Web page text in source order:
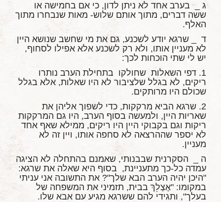
ג _ בערב אחד לא ניתן לדון, כי אם בחמישה או
ששה דברים, מתוך אותם שלוש- מאות שנבחרו מתוך
האלף.
ד _ שרגא יודע לשכנע, גם את מי שחשב שנושא היין
לא מעניין אותו, ולא רק לשכנע אלא אפילו לסחוף,
יש לי שתי הוכחות לכך:
1. דפי השאלות שחולקו בתחילת הערב נותרו
ריקים, לא בגלל שלציבור לא היו שאלות, אלא בגלל
שכולם היו מרותקים.
2. שרגא הביא מרקקות, כדי לשפוך אליהן את
שאריות היין, ולמעשה בסוף הערב, היו גם המרקקות
ריקות וגם בקבוקי היין היו ריקים, ממילא שאף אחד
לא יספר שההרצאה לא סחפה אותו, ויין זה לא
מעניין.
ה _ הסקרנית שבבנותי, שאמנם בהתחלה לא הציגה
עמדה כל-כך מתעניינת, בסוף היא שאלה את שרגא:
"היכן יהיה הערב הבא שלך"? את התשובה אני עניתי
במקומו: "אֶצְלֵךְ בבית, תזמיני את המשפחה של
בעלך", ותגידי להם ששרגא מגיע עם אבא שלו.